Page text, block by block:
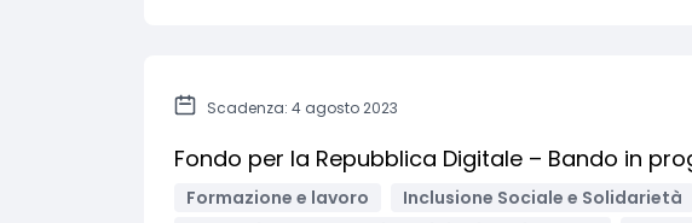
Scadenza: 4 agosto 2023
Fondo per la Repubblica Digitale – Bando in
Formazione e lavoro
Inclusione Sociale e Solidarietà